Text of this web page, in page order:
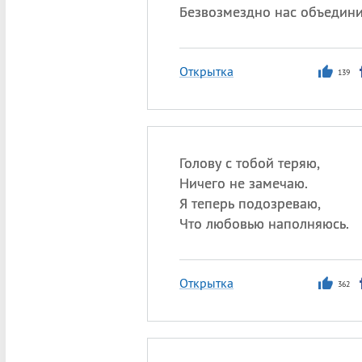
Безвозмездно нас
Открытка 139
Голову с тобой теряю,
Ничего не замечаю.
Я теперь подозреваю,
Что любовью наполняюсь.
Открытка 362